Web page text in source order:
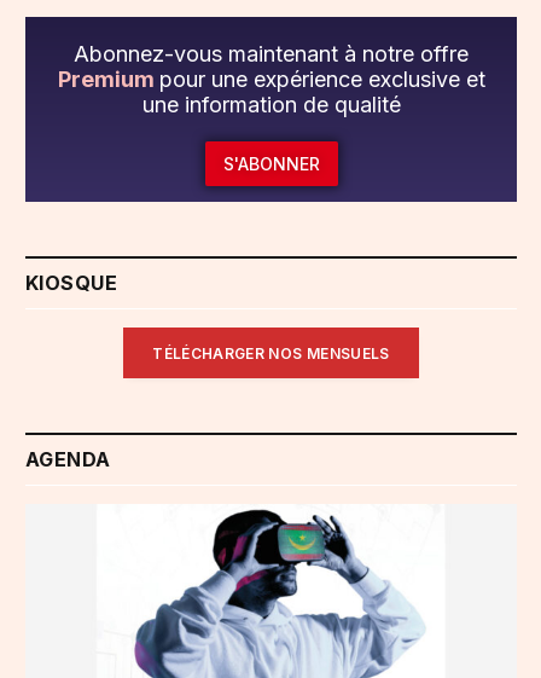
Abonnez-vous maintenant à notre offre
Premium pour une expérience exclusive et
une information de qualité
S'ABONNER
KIOSQUE
TÉLÉCHARGER NOS MENSUELS
AGENDA